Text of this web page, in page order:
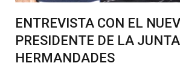
ENTREVISTA CON EL
PRESIDENTE DE LA
HERMANDADES